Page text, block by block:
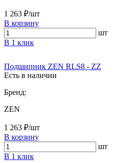
1 263 ₽/шт
В корзину
шт
В 1 клик
Подшипник ZEN RLS8 - ZZ
Есть в наличии
Бренд:
ZEN
1 263 ₽/шт
В корзину
шт
В 1 клик